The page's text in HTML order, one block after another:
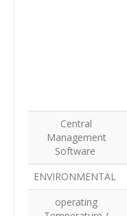
Central
Management
Software
ENVIRONMENTAL
operating